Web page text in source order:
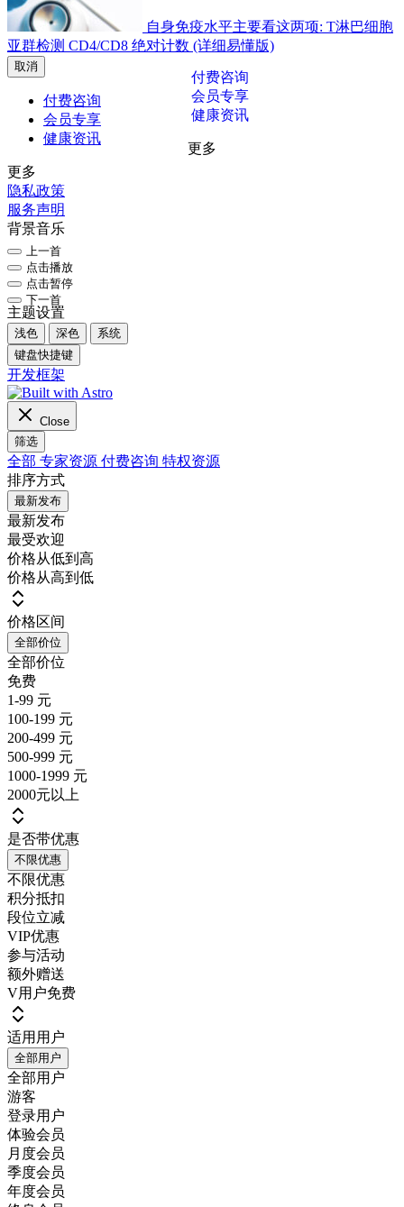
自身免疫水平主要看这两项: T淋巴细胞
亚群检测 CD4/CD8 绝对计数 (详细易懂版)
取消
付费咨询
付费咨询
会员专享
会员专享
健康资讯
健康资讯
更多
更多
隐私政策
服务声明
背景音乐
上一首
点击播放
点击暂停
下一首
主题设置
浅色 深色
系统
键盘快捷键
开发框架
Close
筛选
全部 专家资源 付费咨询 特权资源
排序方式
最新发布
最新发布
最受欢迎
价格从低到高
价格从高到低
价格区间
全部价位
全部价位
免费
1-99 元
100-199 元
200-499 元
500-999 元
1000-1999 元
2000元以上
是否带优惠
不限优惠
不限优惠
积分抵扣
段位立减
VIP优惠
参与活动
额外赠送
V用户免费
适用用户
全部用户
全部用户
游客
登录用户
体验会员
月度会员
季度会员
年度会员